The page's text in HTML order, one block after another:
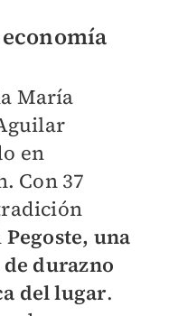
María
en
Con 37
Pegoste, una
durazno
del lugar.